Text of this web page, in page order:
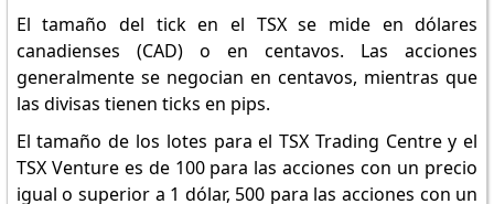
El tamaño del tick en el TSX se mide en dólares
canadienses (CAD) o en centavos. Las acciones
generalmente se negocian en centavos, mientras que
las divisas tienen ticks en pips.
El tamaño de los lotes para el TSX Trading Centre y el
TSX Venture es de 100 para las acciones con un precio
igual o superior a 1 dólar, 500 para las acciones con un